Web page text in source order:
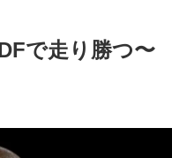
で走り勝つ〜